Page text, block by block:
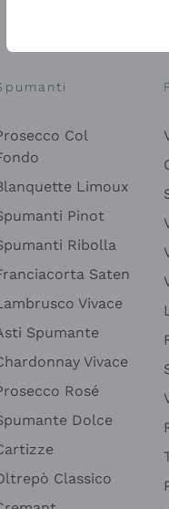
Col
Limoux
Pinot
Ribolla
Saten
Vivace
Spumante
Vivace
Rosé
Dolce
Classico